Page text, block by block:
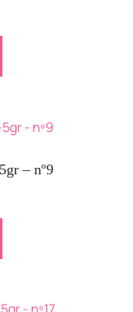
– nº9